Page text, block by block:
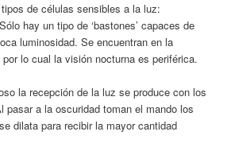
de células sensibles a la luz:
hay un tipo de ‘bastones’ capaces de
luminosidad. Se encuentran en la
lo cual la visión nocturna es periférica.
la recepción de la luz se produce con los
pasar a la oscuridad toman el mando los
dilata para recibir la mayor cantidad